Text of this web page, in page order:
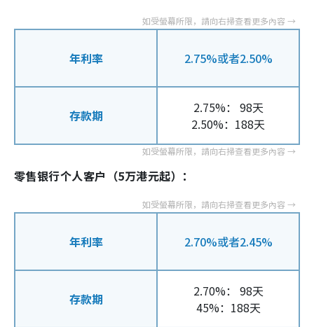
年利率 2.75%或者2.50%
存款期
2.75%： 98天
2.50%：188天
零售银行个人客户（5万港元起）：
年利率 2.70%或者2.45%
存款期
2.70%： 98天
45%：188天